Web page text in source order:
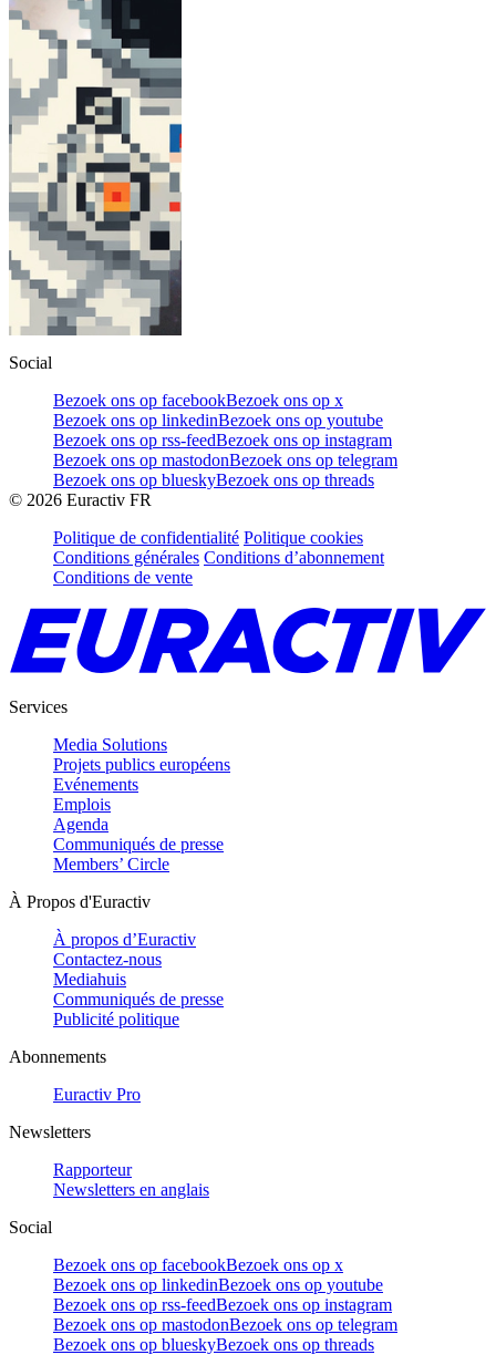
Social
Bezoek ons op facebookBezoek ons op x
Bezoek ons op linkedinBezoek ons op youtube
Bezoek ons op rss-feedBezoek ons op instagram
Bezoek ons op mastodonBezoek ons op telegram
Bezoek ons op blueskyBezoek ons op threads
© 2026 Euractiv FR
Politique de confidentialité Politique cookies
Conditions générales Conditions d’abonnement
Conditions de vente
Services
Media Solutions
Projets publics européens
Evénements
Emplois
Agenda
Communiqués de presse
Members’ Circle
À Propos d'Euractiv
À propos d’Euractiv
Contactez-nous
Mediahuis
Communiqués de presse
Publicité politique
Abonnements
Euractiv Pro
Newsletters
Rapporteur
Newsletters en anglais
Social
Bezoek ons op facebookBezoek ons op x
Bezoek ons op linkedinBezoek ons op youtube
Bezoek ons op rss-feedBezoek ons op instagram
Bezoek ons op mastodonBezoek ons op telegram
Bezoek ons op blueskyBezoek ons op threads